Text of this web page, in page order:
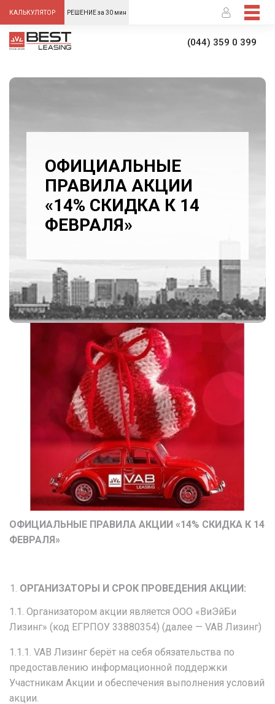
КАЛЬКУЛЯТОР РЕШЕНИЕ за 30 мин
(044) 359 0 399
ОФИЦИАЛЬНЫЕ
ПРАВИЛА АКЦИИ
«14% СКИДКА К 14
ФЕВРАЛЯ»
ОФИЦИАЛЬНЫЕ ПРАВИЛА АКЦИИ «14% СКИДКА К 14
ФЕВРАЛЯ»
ОРГАНИЗАТОРЫ И СРОК ПРОВЕДЕНИЯ АКЦИИ:
1.1. Организатором акции является ООО «ВиЭйБи
Лизинг» (код ЕГРПОУ 33880354) (далее — VAB Лизинг)
1.1.1. VAB Лизинг берёт на себя обязательства по
предоставлению информационной поддержки
Участникам Акции и обеспечения выполнения условий
акции.